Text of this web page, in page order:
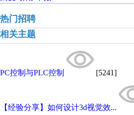
热门招聘
相关主题
PC控制与PLC控制 [5241]
【经验分享】如何设计3d视觉效...